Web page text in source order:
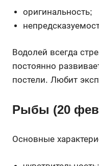
оригинальность;
Водолей всегда
постоянно
постели. Любит
Рыбы (20
Основные